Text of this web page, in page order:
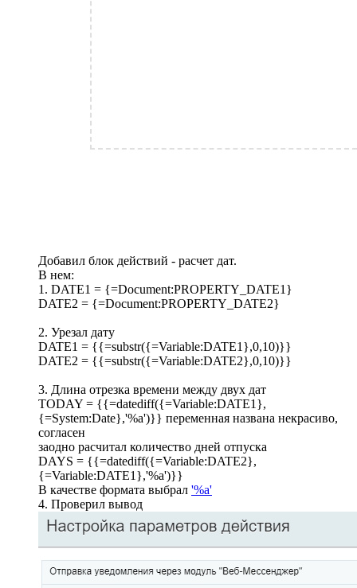
Добавил блок действий - расчет дат.
В нем:
1. DATE1 = {=Document:PROPERTY_DATE1}
DATE2 = {=Document:PROPERTY_DATE2}
2. Урезал дату
DATE1 = {{=substr({=Variable:DATE1},0,10)}}
DATE2 = {{=substr({=Variable:DATE2},0,10)}}
3. Длина отрезка времени между двух дат
TODAY = {{=datediff({=Variable:DATE1},
{=System:Date},'%a')}} переменная названа некрасиво,
согласен
заодно расчитал количество дней отпуска
DAYS = {{=datediff({=Variable:DATE2},
{=Variable:DATE1},'%a')}}
В качестве формата выбрал '%a'
4. Проверил вывод